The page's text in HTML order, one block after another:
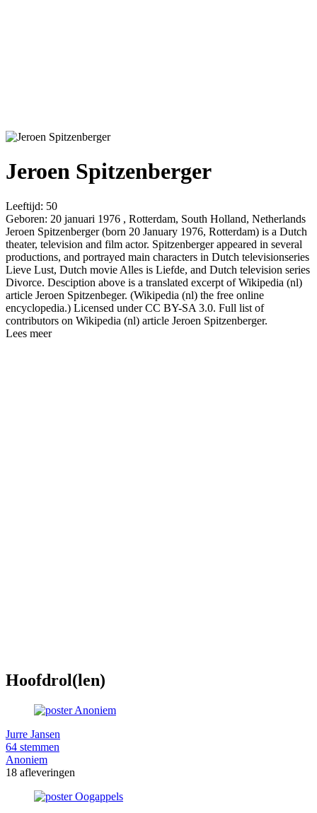
Jeroen Spitzenberger
Leeftijd: 50
Geboren: 20 januari 1976 , Rotterdam, South Holland, Netherlands
Jeroen Spitzenberger (born 20 January 1976, Rotterdam) is a Dutch
theater, television and film actor. Spitzenberger appeared in several
productions, and portrayed main characters in Dutch televisionseries
Lieve Lust, Dutch movie Alles is Liefde, and Dutch television series
Divorce. Desciption above is a translated excerpt of Wikipedia (nl)
article Jeroen Spitzenbeger. (Wikipedia (nl) the free online
encyclopedia.) Licensed under CC BY-SA 3.0. Full list of
contributors on Wikipedia (nl) article Jeroen Spitzenberger.
Lees meer
Hoofdrol(len)
Jurre Jansen
64 stemmen
Anoniem
18 afleveringen